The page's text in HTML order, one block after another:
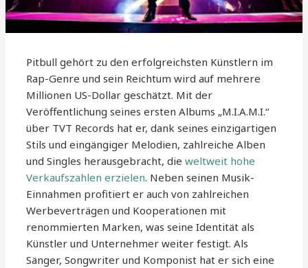
Pitbull gehört zu den erfolgreichsten Künstlern im
Rap-Genre und sein Reichtum wird auf mehrere
Millionen US-Dollar geschätzt. Mit der
Veröffentlichung seines ersten Albums „M.I.A.M.I.“
über TVT Records hat er, dank seines einzigartigen
Stils und eingängiger Melodien, zahlreiche Alben
und Singles herausgebracht, dieweltweit hohe
Verkaufszahlen erzielen. Neben seinen Musik-
Einnahmen profitiert er auch von zahlreichen
Werbeverträgen und Kooperationen mit
renommierten Marken, was seine Identität als
Künstler und Unternehmer weiter festigt. Als
Sänger, Songwriter und Komponist hat er sich eine